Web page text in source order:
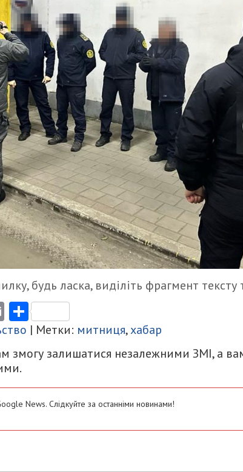
будь ласка, виділіть фрагмент тексту
EmailПоділитися
| Метки: митниця,хабар
змогу залишатися незалежними ЗМІ, а
News. Слідкуйте за останніми новинами!